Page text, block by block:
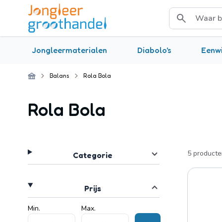
Ga naar de inhoud
Waar ben je
Jongleermaterialen Diabolo's
Circusexpert(NL)
Jonglierversand
Circusexpert EN
Balans Rola Bola
Rola Bola
Skip to product list
Categorie
Prijsfilter
Minimum value
Min. Maximale Waarde
Max.
5